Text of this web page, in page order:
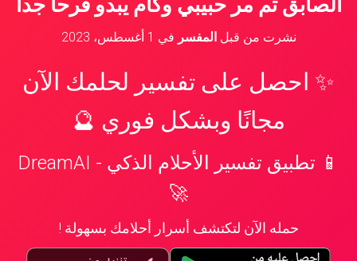
الصابق تم مر حبيبي وكام يبدو فرحا جدا
نشرت من قبلالمفسر في 1 أغسطس، 2023
✨ احصل على تفسير لحلمك الآن
مجانًا وبشكل فوري 🔮
📱 تطبيق تفسير الأحلام الذكي - DreamAI
🚀
حمله الآن لتكتشف أسرار أحلامك بسهولة !